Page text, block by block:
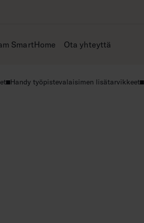
SmartHome Ota yhteyttä
Handy työpistevalaisimen lisätarvikkeet